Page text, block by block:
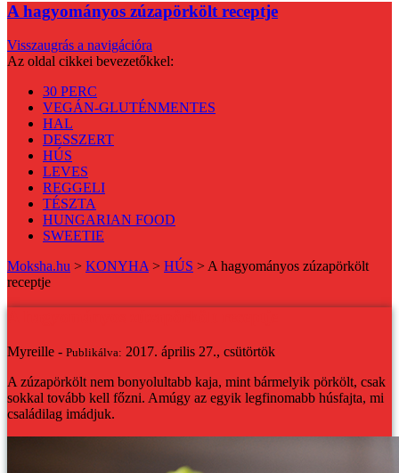
A hagyományos zúzapörkölt receptje
Visszaugrás a navigációra
Az oldal cikkei bevezetőkkel:
30 PERC
VEGÁN-GLUTÉNMENTES
HAL
DESSZERT
HÚS
LEVES
REGGELI
TÉSZTA
HUNGARIAN FOOD
SWEETIE
Moksha.hu > KONYHA> HÚS >A hagyományos zúzapörkölt
receptje
Myreille - Publikálva: 2017. április 27., csütörtök
A zúzapörkölt nem bonyolultabb kaja, mint bármelyik pörkölt, csak
sokkal tovább kell főzni. Amúgy az egyik legfinomabb húsfajta, mi
családilag imádjuk.